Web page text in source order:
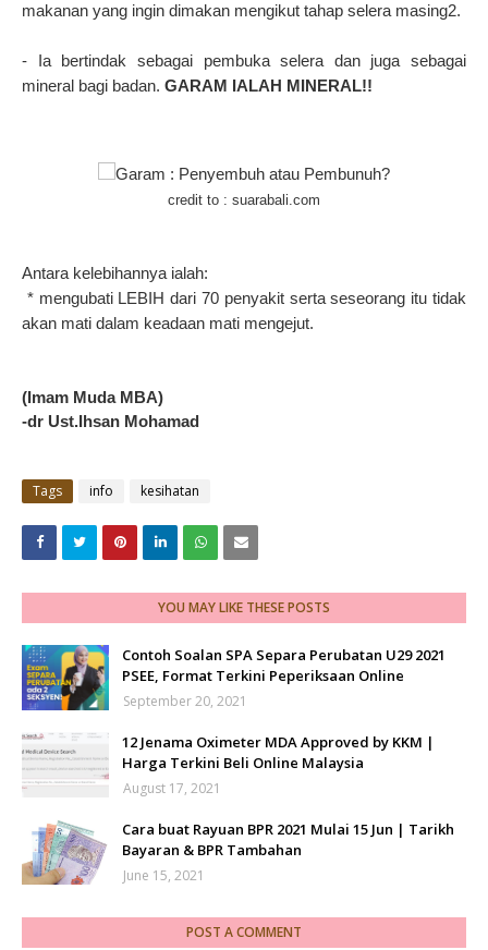
makanan yang ingin dimakan mengikut tahap selera masing2.
- Ia bertindak sebagai pembuka selera dan juga sebagai
mineral bagi badan. GARAM IALAH MINERAL!!
credit to : suarabali.com
Antara kelebihannya ialah:
* mengubati LEBIH dari 70 penyakit serta seseorang itu tidak
akan mati dalam keadaan mati mengejut.
(Imam Muda MBA)
-dr Ust.Ihsan Mohamad
Tags info kesihatan
YOU MAY LIKE THESE POSTS
Contoh Soalan SPA Separa Perubatan U29 2021
PSEE, Format Terkini Peperiksaan Online
September 20, 2021
12 Jenama Oximeter MDA Approved by KKM |
Harga Terkini Beli Online Malaysia
August 17, 2021
Cara buat Rayuan BPR 2021 Mulai 15 Jun | Tarikh
Bayaran & BPR Tambahan
June 15, 2021
POST A COMMENT